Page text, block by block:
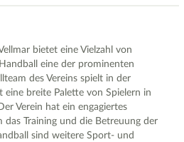
bietet eine Vielzahl von
eine der prominenten
des Vereins spielt in der
eine breite Palette von Spielern in
Verein hat ein engagiertes
das Training und die Betreuung der
sind weitere Sport- und